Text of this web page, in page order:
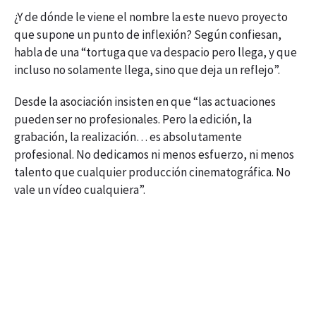
¿Y de dónde le viene el nombre la este nuevo proyecto
que supone un punto de inflexión? Según confiesan,
habla de una “tortuga que va despacio pero llega, y que
incluso no solamente llega, sino que deja un reflejo”.
Desde la asociación insisten en que “las actuaciones
pueden ser no profesionales. Pero la edición, la
grabación, la realización… es absolutamente
profesional. No dedicamos ni menos esfuerzo, ni menos
talento que cualquier producción cinematográfica. No
vale un vídeo cualquiera”.